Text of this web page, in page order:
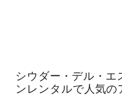
シウダー・デル・エ
ンレンタルで人気